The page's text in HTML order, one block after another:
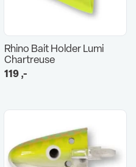
Rhino Bait Holder Lumi
Chartreuse
119,-